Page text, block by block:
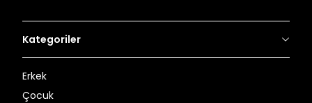
Kategoriler
Erkek
Çocuk